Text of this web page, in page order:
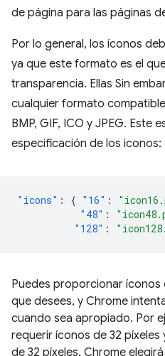
de página para las páginas
Por lo general, los íconos
ya que este formato es el
transparencia. Ellas Sin
cualquier formato
BMP, GIF, ICO y JPEG. Este
especificación de los iconos:
"icons" : { "16" :
"48" :
"128" :
Puedes proporcionar
que desees, y Chrome
cuando sea apropiado. Por
requerir íconos de 32 píxeles
de 32 píxeles, Chrome